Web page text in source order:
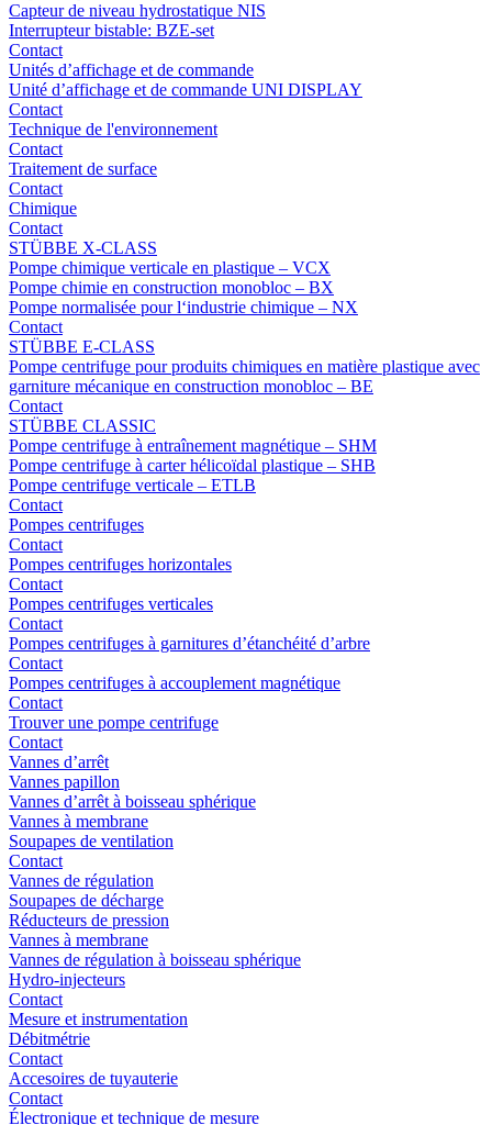
Capteur de niveau hydrostatique NIS
Interrupteur bistable: BZE-set
Contact
Unités d’affichage et de commande
Unité d’affichage et de commande UNI DISPLAY
Contact
Technique de l'environnement
Contact
Traitement de surface
Contact
Chimique
Contact
STÜBBE X-CLASS
Pompe chimique verticale en plastique – VCX
Pompe chimie en construction monobloc – BX
Pompe normalisée pour l‘industrie chimique – NX
Contact
STÜBBE E-CLASS
Pompe centrifuge pour produits chimiques en matière plastique avec
garniture mécanique en construction monobloc – BE
Contact
STÜBBE CLASSIC
Pompe centrifuge à entraînement magnétique – SHM
Pompe centrifuge à carter hélicoïdal plastique – SHB
Pompe centrifuge verticale – ETLB
Contact
Pompes centrifuges
Contact
Pompes centrifuges horizontales
Contact
Pompes centrifuges verticales
Contact
Pompes centrifuges à garnitures d’étanchéité d’arbre
Contact
Pompes centrifuges à accouplement magnétique
Contact
Trouver une pompe centrifuge
Contact
Vannes d’arrêt
Vannes papillon
Vannes d’arrêt à boisseau sphérique
Vannes à membrane
Soupapes de ventilation
Contact
Vannes de régulation
Soupapes de décharge
Réducteurs de pression
Vannes à membrane
Vannes de régulation à boisseau sphérique
Hydro-injecteurs
Contact
Mesure et instrumentation
Débitmétrie
Contact
Accesoires de tuyauterie
Contact
Électronique et technique de mesure